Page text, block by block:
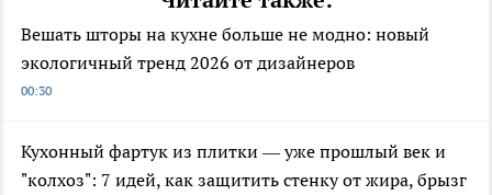
Вешать шторы на кухне больше не модно: новый
экологичный тренд 2026 от дизайнеров
00:30
Кухонный фартук из плитки — уже прошлый век и
"колхоз": 7 идей, как защитить стенку от жира, брызг